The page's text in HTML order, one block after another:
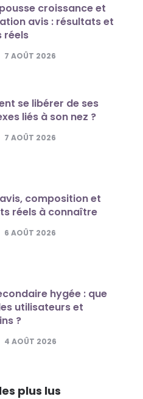
croissance et
avis : résultats et
réels
7 AOÛT 2026
se libérer de ses
liés à son nez ?
7 AOÛT 2026
composition et
réels à connaître
6 AOÛT 2026
hygée : que
utilisateurs et
?
4 AOÛT 2026
plus lus